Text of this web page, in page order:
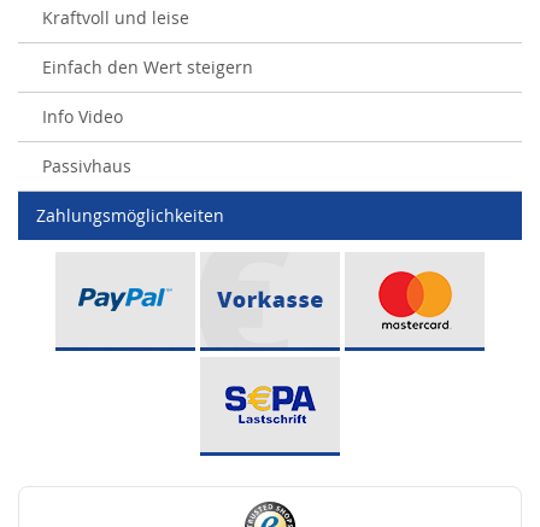
Kraftvoll und leise
Einfach den Wert steigern
Info Video
Passivhaus
Zahlungsmöglichkeiten